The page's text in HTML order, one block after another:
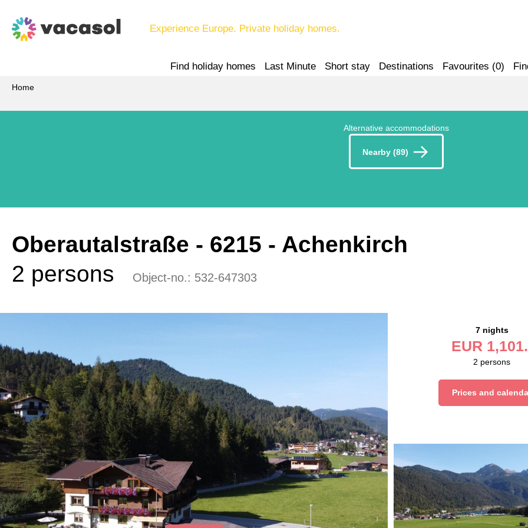
Experience Europe. Private holiday homes.
Find holiday homes Last Minute Short stay Destinations Favourites (0)
Home
Alternative accommodations
Nearby (89)
Oberautalstraße - 6215 - Achenkirch
2 persons
Object-no.: 532-647303
7 nights
EUR
2 persons
Prices and